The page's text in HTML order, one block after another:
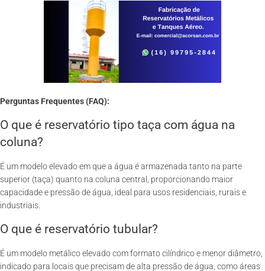
Perguntas Frequentes (FAQ):
O que é reservatório tipo taça com água na
coluna?
É um modelo elevado em que a água é armazenada tanto na parte
superior (taça) quanto na coluna central, proporcionando maior
capacidade e pressão de água, ideal para usos residenciais, rurais e
industriais.
O que é reservatório tubular?
É um modelo metálico elevado com formato cilíndrico e menor diâmetro,
indicado para locais que precisam de alta pressão de água, como áreas